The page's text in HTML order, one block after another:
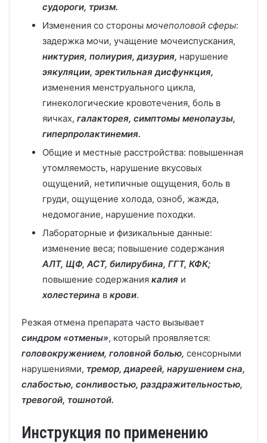
судороги, тризм.
Изменения со стороны мочеполовой сферы:
задержка мочи, учащение мочеиспускания,
никтурия, полиурия, дизурия, нарушение
эякуляции, эректильная дисфункция,
изменения менструального цикла,
гинекологические кровотечения, боль в
яичках, галакторея, симптомы менопаузы,
гиперпролактинемия.
Общие и местные расстройства: повышенная
утомляемость, нарушение вкусовых
ощущений, нетипичные ощущения, боль в
груди, ощущение холода, озноб, жажда,
недомогание, нарушение походки.
Лабораторные и физикальные данные:
изменение веса; повышение содержания
АЛТ, ЩФ, АСТ, билирубина, ГГТ, КФК;
повышение содержания калия и
холестерина в крови.
Резкая отмена препарата часто вызывает
синдром «отмены», который проявляется:
головокружением, головной болью, сенсорными
нарушениями, тремор, диареей, нарушением сна,
слабостью, сонливостью, раздражительностью,
тревогой, тошнотой.
Инструкция по применению